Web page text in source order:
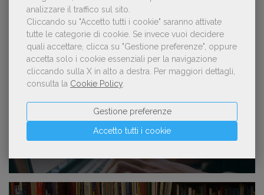
analizzare il traffico sul sito.
Cliccando su "Accetto tutti i cookie" saranno attivate
tutte le categorie di cookie. Se invece vuoi decidere
quali accettare, clicca su "Gestione preferenze", oppure
accetta solo i cookie essenziali per la navigazione
cliccando sulla X in alto a destra.
Per maggiori dettagli,
consulta la Cookie Policy
Accetto tutti i cookie
Gestione preferenze
Lavoro: 7 posizioni aperte e 9 stage in
editoria